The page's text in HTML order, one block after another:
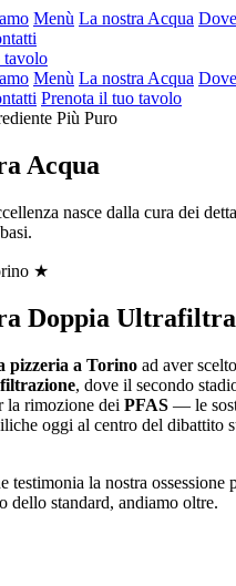
Menù La nostra Acqua
tavolo
Menù La nostra Acqua
Prenota il tuo tavolo
Più Puro
Acqua
nasce dalla cura dei
★
Doppia
pizzeria a Torino ad aver
, dove il secondo
la rimozione dei PFAS — le
oggi al centro del dibattito
testimonia la nostra ossessione
dello standard, andiamo oltre.